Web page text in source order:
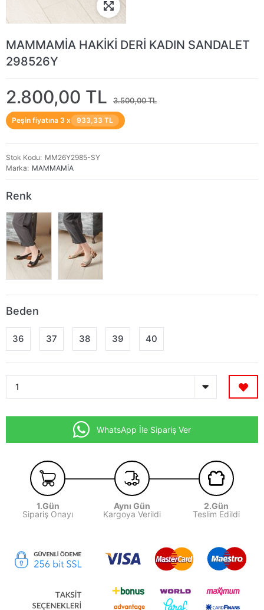
MAMMAMİA HAKİKİ DERİ KADIN SANDALET
298526Y
2.800,00 TL 3.500,00 TL
Peşin fiyatına 3 x 933,33 TL
Stok Kodu
MM26Y2985-SY
Marka
MAMMAMİA
Renk
Beden
36 37 38 39 40
WhatsApp İle Sipariş Ver
1.Gün
Sipariş Onayı
Aynı Gün
Kargoya Verildi
2.Gün
Teslim Edildi